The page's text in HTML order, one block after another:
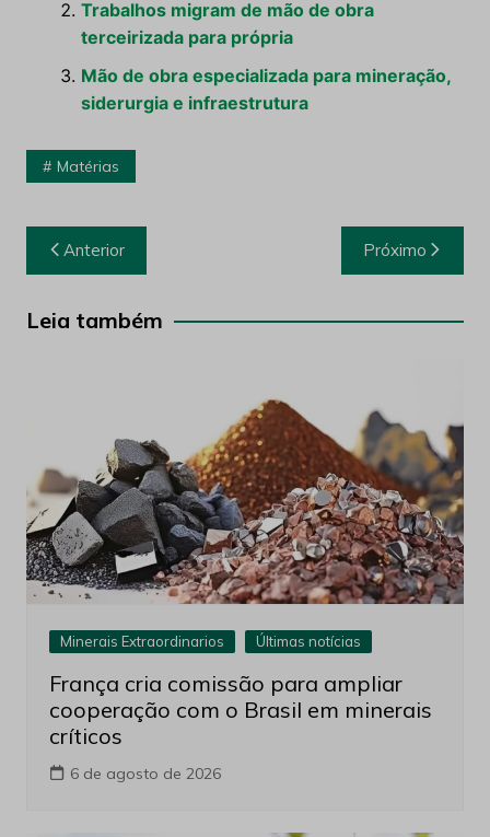
Trabalhos migram de mão de obra
terceirizada para própria
Mão de obra especializada para mineração,
siderurgia e infraestrutura
Matérias
Navegação
de
Post
Anterior Próximo
Leia também
Minerais Extraordinarios Últimas notícias
França cria comissão para ampliar
cooperação com o Brasil em minerais
críticos
6 de agosto de 2026